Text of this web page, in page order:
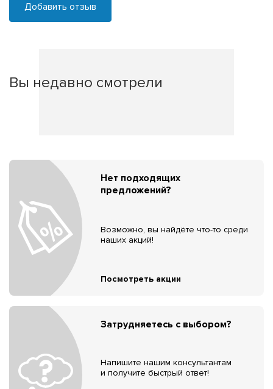
Добавить отзыв
Вы недавно смотрели
Нет подходящих
предложений?
Возможно, вы найдёте что-то среди
наших акций!
Посмотреть акции
Затрудняетесь с выбором?
Напишите нашим консультантам
и получите быстрый ответ!